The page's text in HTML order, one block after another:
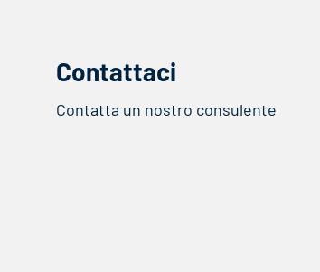
Contattaci
Contatta un nostro consulente